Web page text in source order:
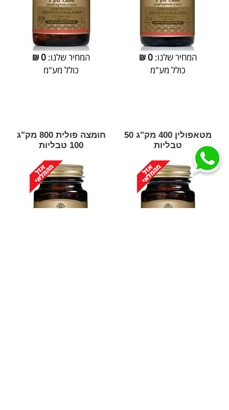
המחיר שלנו: 0
₪
כולל מע"מ
המחיר שלנו: 0
₪
כולל מע"מ
מטאפולין 400 מק"ג 50
טבליות
חומצה פולית 800 מק"ג
100 טבליות